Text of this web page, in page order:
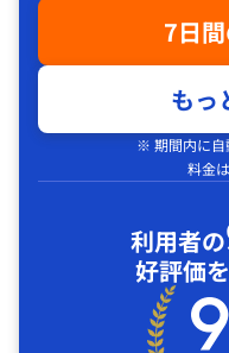
7日
もっ
※ 期間内に自
料金
利用者の
好評価